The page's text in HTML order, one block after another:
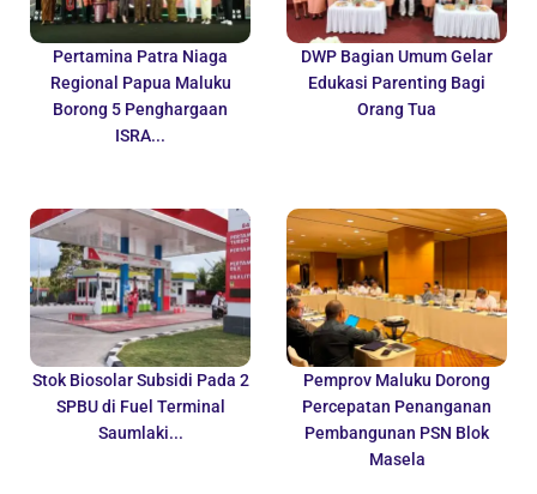
Pertamina Patra Niaga
Regional Papua Maluku
Borong 5 Penghargaan
ISRA...
DWP Bagian Umum Gelar
Edukasi Parenting Bagi
Orang Tua
Stok Biosolar Subsidi Pada 2
SPBU di Fuel Terminal
Saumlaki...
Pemprov Maluku Dorong
Percepatan Penanganan
Pembangunan PSN Blok
Masela